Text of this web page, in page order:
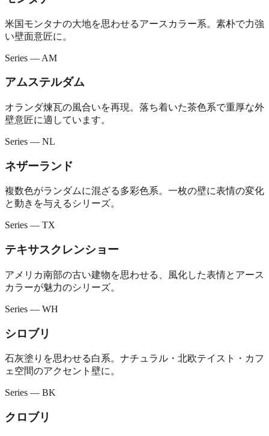
米国モンタナの大地を思わせるアースカラー系。素朴で力強
い壁面意匠に。
Series — AM
アムステルダム
オランダ煉瓦の風合いを再現。落ち着いた茶色系で重厚な外
壁意匠に適しています。
Series — NL
ネザーランド
複数色がランダムに混ざる多彩色系。一枚の壁に表情の変化
と動きを与えるシリーズ。
Series — TX
テキサスクレンショー
アメリカ南部の古い建物を思わせる、風化した表情とアース
カラーが魅力のシリーズ。
Series — WH
シロブリ
石灰塗りを思わせる白系。ナチュラル・北欧テイスト・カフ
ェ空間のアクセント壁に。
Series — BK
クロブリ